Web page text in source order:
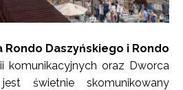
Rondo Daszyńskiego i Rondo
komunikacyjnych oraz Dworca
świetnie skomunikowany